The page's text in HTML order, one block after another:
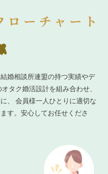
ローチャート
婚相談所連盟の持つ実績やデ
タク婚活設計を組み合わせ、
、 会員様一人ひとりに適切な
す。安心してお任せくださ